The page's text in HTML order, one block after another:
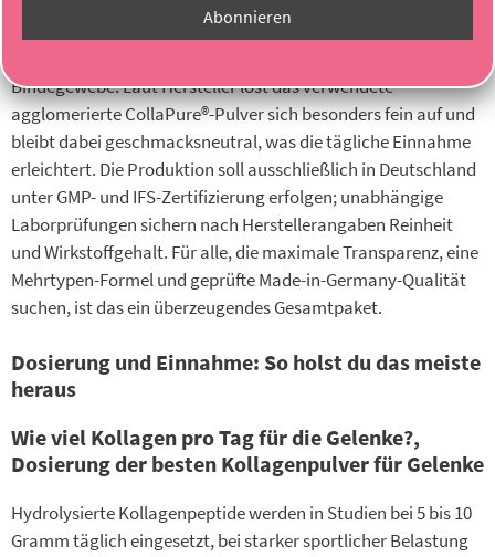
in einem einzigen Produkt und deckt damit alle relevanten
Bindegewebe. Laut Hersteller löst das verwendete
agglomerierte CollaPure®-Pulver sich besonders fein auf und
bleibt dabei geschmacksneutral, was die tägliche Einnahme
erleichtert. Die Produktion soll ausschließlich in Deutschland
unter GMP- und IFS-Zertifizierung erfolgen; unabhängige
Laborprüfungen sichern nach Herstellerangaben Reinheit
und Wirkstoffgehalt. Für alle, die maximale Transparenz, eine
Mehrtypen-Formel und geprüfte Made-in-Germany-Qualität
suchen, ist das ein überzeugendes Gesamtpaket.
Dosierung und Einnahme: So holst du das meiste
heraus
Wie viel Kollagen pro Tag für die Gelenke?,
Dosierung der besten Kollagenpulver für Gelenke
Hydrolysierte Kollagenpeptide werden in Studien bei 5 bis 10
Gramm täglich eingesetzt, bei starker sportlicher Belastung